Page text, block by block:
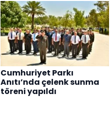
Cumhuriyet Parkı
Anıtı’nda çelenk sunma
töreni yapıldı